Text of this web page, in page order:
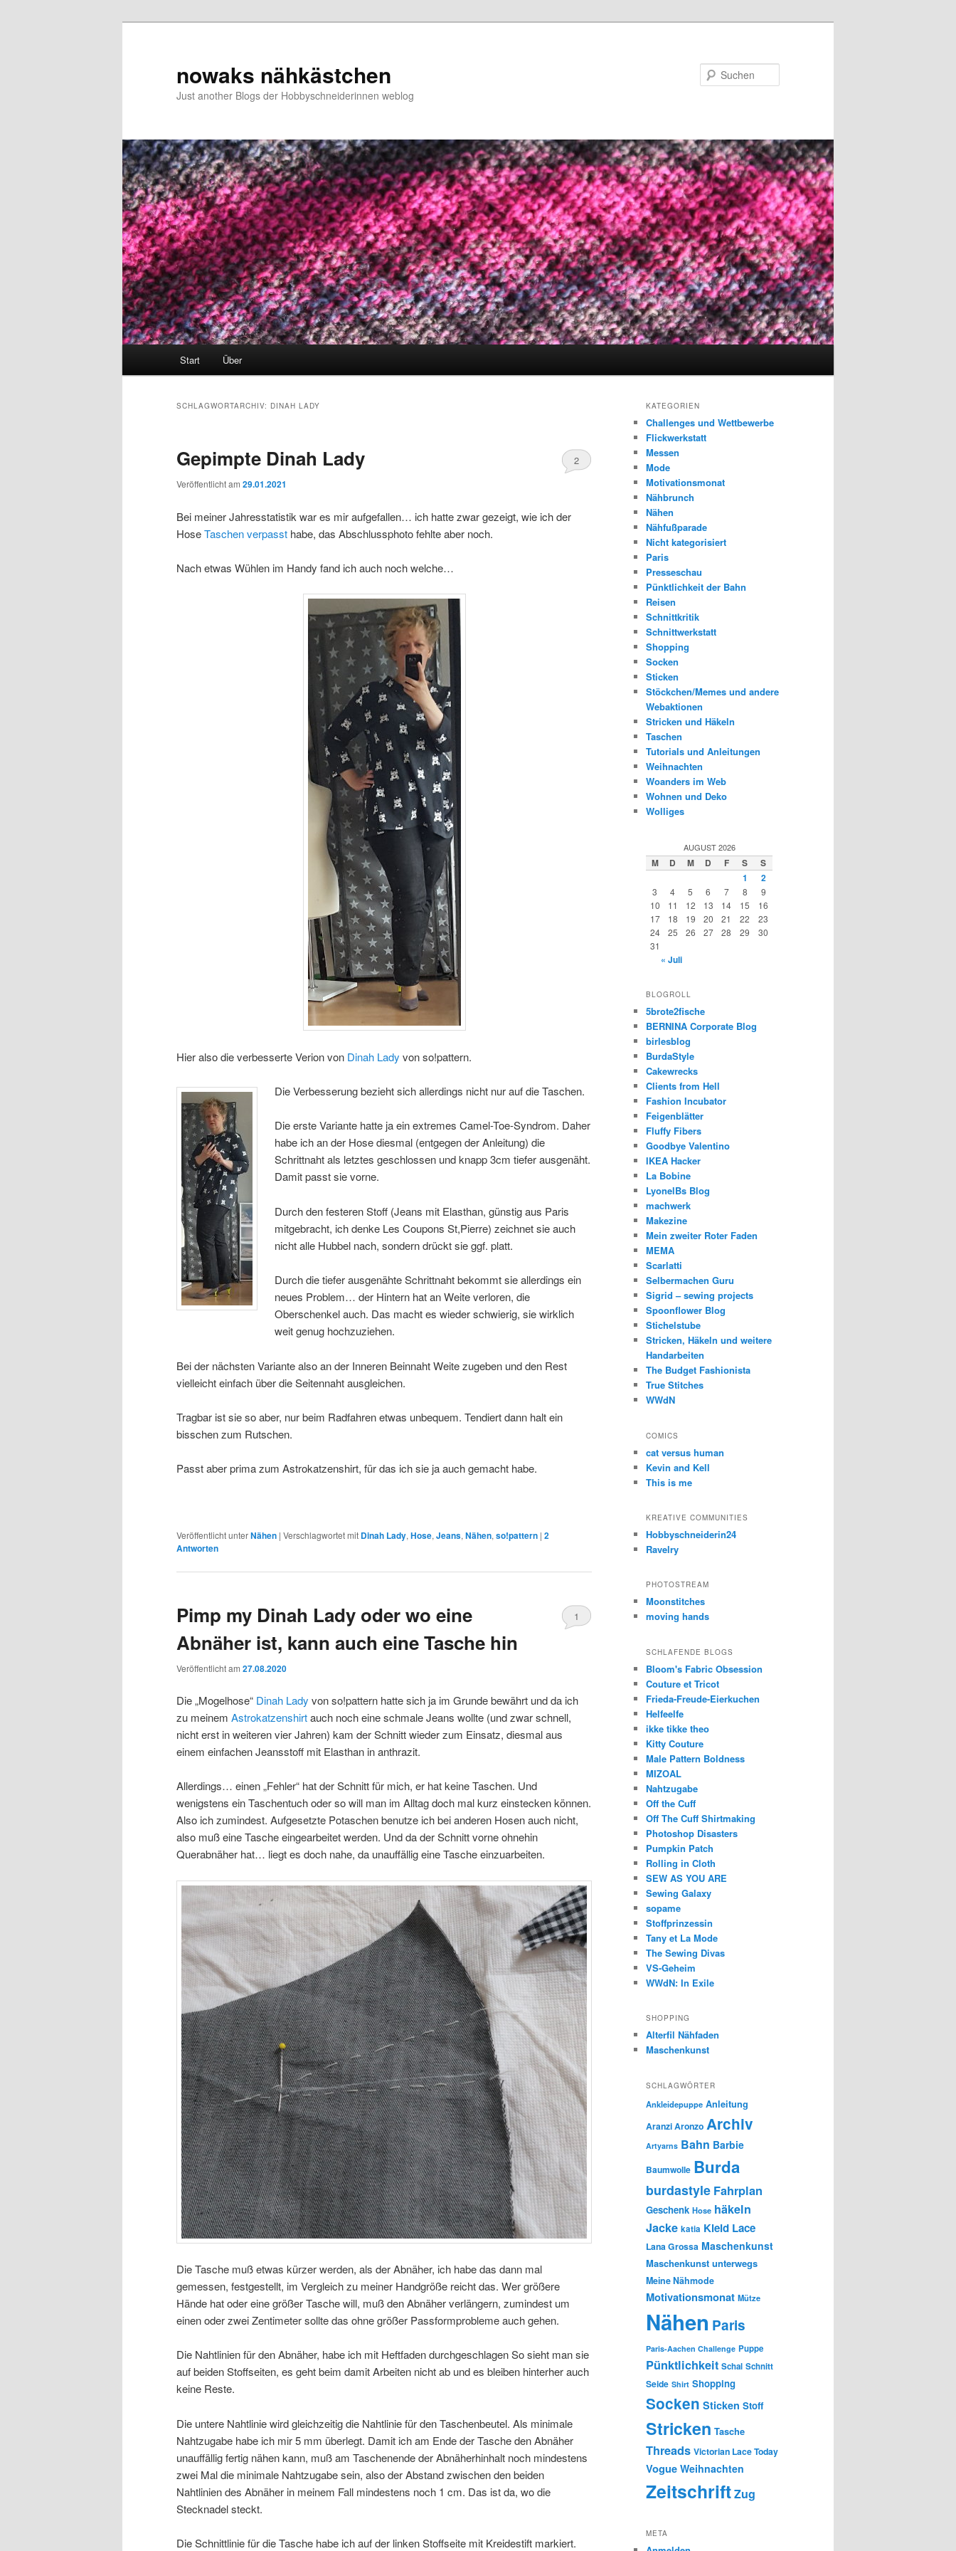
nowaks nähkästchen
Just another Blogs der Hobbyschneiderinnen weblog
Start Über
SCHLAGWORTARCHIV: DINAH LADY
Gepimpte Dinah Lady
Veröffentlicht am 29.01.2021
2
Bei meiner Jahresstatistik war es mir aufgefallen… ich hatte zwar gezeigt, wie ich der
HoseTaschen verpasst habe, das Abschlussphoto fehlte aber noch.
Nach etwas Wühlen im Handy fand ich auch noch welche…
Hier also die verbesserte Verion von Dinah Lady von so!pattern.
Die Verbesserung bezieht sich allerdings nicht nur auf die Taschen.
Die erste Variante hatte ja ein extremes Camel-Toe-Syndrom. Daher
habe ich an der Hose diesmal (entgegen der Anleitung) die
Schrittnaht als letztes geschlossen und knapp 3cm tiefer ausgenäht.
Damit passt sie vorne.
Durch den festeren Stoff (Jeans mit Elasthan, günstig aus Paris
mitgebracht, ich denke Les Coupons St,Pierre) zeichnet sie auch
nicht alle Hubbel nach, sondern drückt sie ggf. platt.
Durch die tiefer ausgenähte Schrittnaht bekommt sie allerdings ein
neues Problem… der Hintern hat an Weite verloren, die
Oberschenkel auch. Das macht es wieder schwierig, sie wirklich
weit genug hochzuziehen.
Bei der nächsten Variante also an der Inneren Beinnaht Weite zugeben und den Rest
vielleicht einfach über die Seitennaht ausgleichen.
Tragbar ist sie so aber, nur beim Radfahren etwas unbequem. Tendiert dann halt ein
bisschen zum Rutschen.
Passt aber prima zum Astrokatzenshirt, für das ich sie ja auch gemacht habe.
Veröffentlicht unterNähen | Verschlagwortet mit Dinah Lady, Hose, Jeans, Nähen, so!pattern | 2
Antworten
Pimp my Dinah Lady oder wo eine
Abnäher ist, kann auch eine Tasche hin
Veröffentlicht am 27.08.2020
1
Die „Mogelhose“ Dinah Lady von so!pattern hatte sich ja im Grunde bewährt und da ich
zu meinem Astrokatzenshirtauch noch eine schmale Jeans wollte (und zwar schnell,
nicht erst in weiteren vier Jahren) kam der Schnitt wieder zum Einsatz, diesmal aus
einem einfachen Jeansstoff mit Elasthan in anthrazit.
Allerdings… einen „Fehler“ hat der Schnitt für mich, er hat keine Taschen. Und
wenigstens ein Taschentuch oder so will man im Alltag doch mal kurz einstecken können.
Also ich zumindest. Aufgesetzte Potaschen benutze ich bei anderen Hosen auch nicht,
also muß eine Tasche eingearbeitet werden. Und da der Schnitt vorne ohnehin
Querabnäher hat… liegt es doch nahe, da unauffällig eine Tasche einzuarbeiten.
Die Tasche muß etwas kürzer werden, als der Abnäher, ich habe das dann mal
gemessen, festgestellt, im Vergleich zu meiner Handgröße reicht das. Wer größere
Hände hat oder eine größer Tasche will, muß den Abnäher verlängern, zumindest um
einen oder zwei Zentimeter sollte das ohne größer Passformprobleme auch gehen.
Die Nahtlinien für den Abnäher, habe ich mit Heftfaden durchgeschlagen So sieht man sie
auf beiden Stoffseiten, es geht beim damit Arbeiten nicht ab und es bleiben hinterher auch
keine Reste.
Die untere Nahtlinie wird gleichzeitig die Nahtlinie für den Taschenbeutel. Als minimale
Nahtzugabe habe ich mir 5 mm überlegt. Damit ich am Ende der Tasche den Abnäher
unauffällig fertig nähen kann, muß am Taschenende der Abnäherhinhalt noch mindestens
zwei Mal die minimale Nahtzugabe sein, also der Abstand zwischen den beiden
Nahtlinien des Abnäher in meinem Fall mindestens noch 1 cm. Das ist da, wo die
Stecknadel steckt.
Die Schnittlinie für die Tasche habe ich auf der linken Stoffseite mit Kreidestift markiert.
KATEGORIEN
Challenges und Wettbewerbe
Flickwerkstatt
Messen
Mode
Motivationsmonat
Nähbrunch
Nähen
Nähfußparade
Nicht kategorisiert
Paris
Presseschau
Pünktlichkeit der Bahn
Reisen
Schnittkritik
Schnittwerkstatt
Shopping
Socken
Sticken
Stöckchen/Memes und andere
Webaktionen
Stricken und Häkeln
Taschen
Tutorials und Anleitungen
Weihnachten
Woanders im Web
Wohnen und Deko
Wolliges
AUGUST 2026
M D M D F S
S
1
2
3 4 5 6 7 8
9
10
11 12 13 14 15
16
17
18 19 20 21 22
23
24
25 26 27 28 29
30
31
« Juli
BLOGROLL
5brote2fische
BERNINA Corporate Blog
birlesblog
BurdaStyle
Cakewrecks
Clients from Hell
Fashion Incubator
Feigenblätter
Fluffy Fibers
Goodbye Valentino
IKEA Hacker
La Bobine
LyonelBs Blog
machwerk
Makezine
Mein zweiter Roter Faden
MEMA
Scarlatti
Selbermachen Guru
Sigrid – sewing projects
Spoonflower Blog
Stichelstube
Stricken, Häkeln und weitere
Handarbeiten
The Budget Fashionista
True Stitches
WWdN
COMICS
cat versus human
Kevin and Kell
This is me
KREATIVE COMMUNITIES
Hobbyschneiderin24
Ravelry
PHOTOSTREAM
Moonstitches
moving hands
SCHLAFENDE BLOGS
Bloom's Fabric Obsession
Couture et Tricot
Frieda-Freude-Eierkuchen
Helfeelfe
ikke tikke theo
Kitty Couture
Male Pattern Boldness
MIZOAL
Nahtzugabe
Off the Cuff
Off The Cuff Shirtmaking
Photoshop Disasters
Pumpkin Patch
Rolling in Cloth
SEW AS YOU ARE
Sewing Galaxy
sopame
Stoffprinzessin
Tany et La Mode
The Sewing Divas
VS-Geheim
WWdN: In Exile
SHOPPING
Alterfil Nähfaden
Maschenkunst
SCHLAGWÖRTER
Ankleidepuppe Anleitung
Aranzi Aronzo Archiv
Artyarns Bahn Barbie
Baumwolle Burda
burdastyle Fahrplan
Geschenk Hose häkeln
Jacke katia Kleid Lace
Lana Grossa Maschenkunst
Maschenkunst unterwegs
Meine Nähmode
Motivationsmonat Mütze
Nähen Paris
Paris-Aachen Challenge Puppe
Pünktlichkeit Schal Schnitt
Seide Shirt Shopping
Socken Sticken Stoff
Stricken Tasche
Threads Victorian Lace Today
Vogue Weihnachten
ZeitschriftZug
META